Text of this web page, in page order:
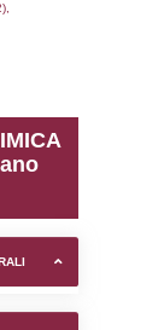
`userlevelname`
`userlevelid`,